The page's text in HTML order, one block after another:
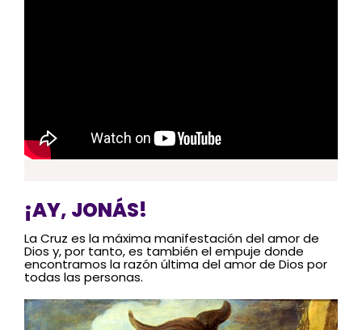
¡AY, JONÁS!
La Cruz es la máxima manifestación del amor de
Dios y, por tanto, es también el empuje donde
encontramos la razón última del amor de Dios por
todas las personas.